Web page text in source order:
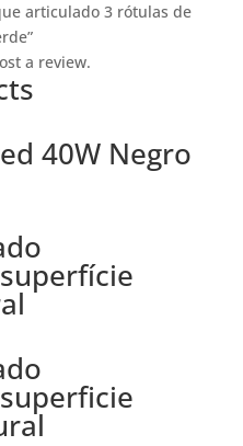
articulado 3 rótulas de
a review.
40W Negro